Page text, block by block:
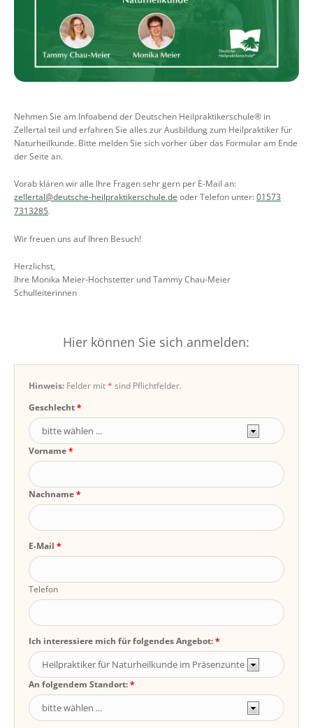
Nehmen Sie am Infoabend der Deutschen Heilpraktikerschule® in
Zellertal teil und erfahren Sie alles zur Ausbildung zum Heilpraktiker für
Naturheilkunde. Bitte melden Sie sich vorher über das Formular am Ende
der Seite an.
Vorab klären wir alle Ihre Fragen sehr gern per E-Mail an:
zellertal@deutsche-heilpraktikerschule.de oder Telefon unter:01573
7313285.
Wir freuen uns auf Ihren Besuch!
Herzlichst,
Ihre Monika Meier-Hochstetter und Tammy Chau-Meier
Schulleiterinnen
Hier können Sie sich anmelden:
Hinweis: Felder mit* sind Pflichtfelder.
Geschlecht
Vorname
Nachname
E-Mail
Telefon
Ich interessiere mich für folgendes Angebot:
An folgendem Standort: